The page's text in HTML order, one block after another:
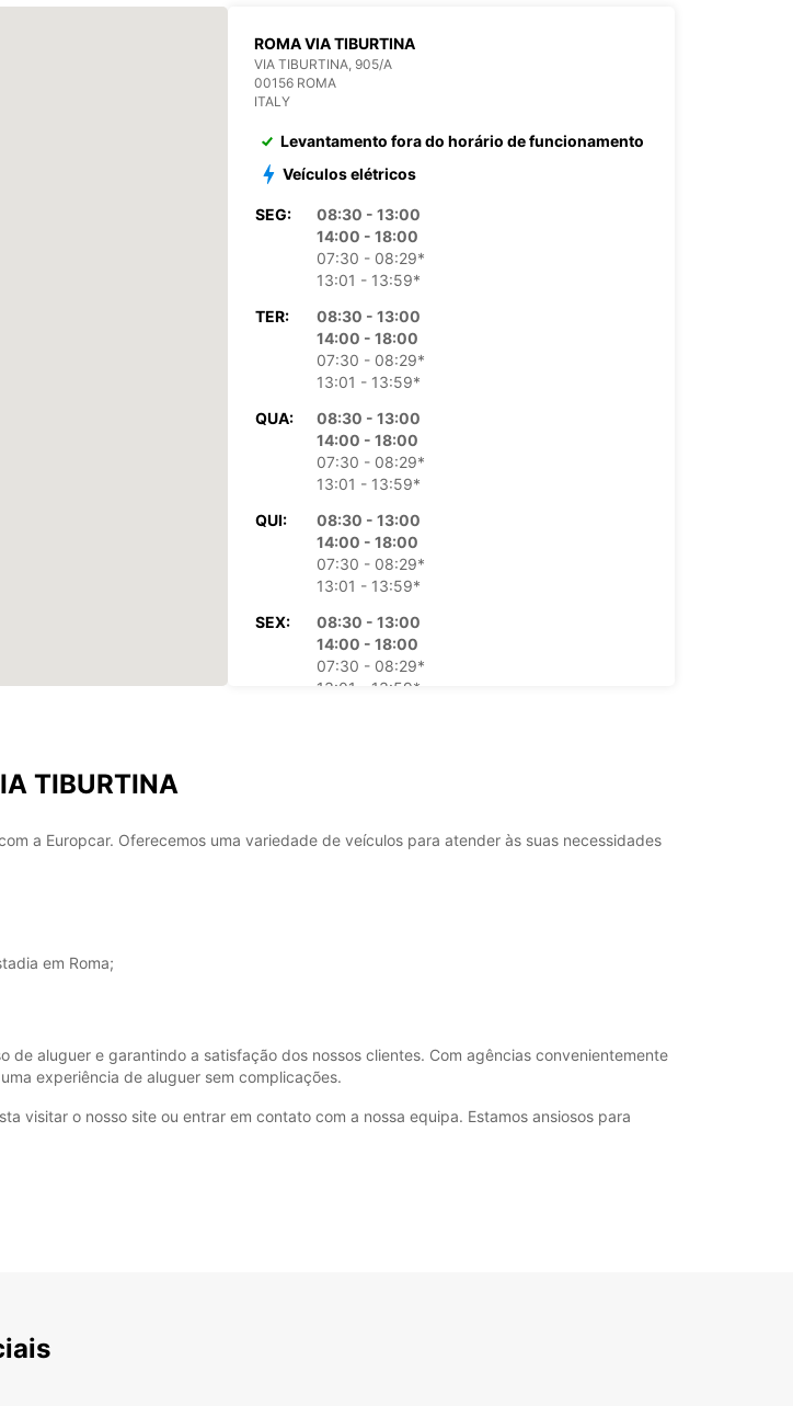
ROMA VIA TIBURTINA
VIA TIBURTINA, 905/A
00156 ROMA
ITALY
Levantamento fora do horário de funcionamento
Veículos elétricos
SEG:
08:30 - 13:00
14:00 - 18:00
07:30 - 08:29*
13:01 - 13:59*
TER:
08:30 - 13:00
14:00 - 18:00
07:30 - 08:29*
13:01 - 13:59*
QUA:
08:30 - 13:00
14:00 - 18:00
07:30 - 08:29*
13:01 - 13:59*
QUI:
08:30 - 13:00
14:00 - 18:00
07:30 - 08:29*
13:01 - 13:59*
SEX:
08:30 - 13:00
14:00 - 18:00
07:30 - 08:29*
13:01 - 13:59*
Estes horários de funcionamento podem variar devido
TIBURTINA
a Europcar. Oferecemos uma variedade de veículos para atender às suas necessidades
em Roma;
aluguer e garantindo a satisfação dos nossos clientes. Com agências convenientemente
experiência de aluguer sem complicações.
visitar o nosso site ou entrar em contato com a nossa equipa. Estamos ansiosos para